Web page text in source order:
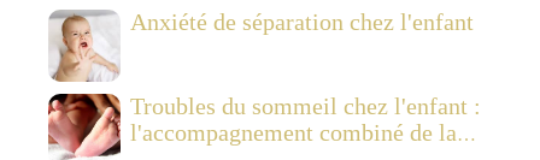
Anxiété de séparation chez l'enfant
Troubles du sommeil chez l'enfant :
l'accompagnement combiné de la